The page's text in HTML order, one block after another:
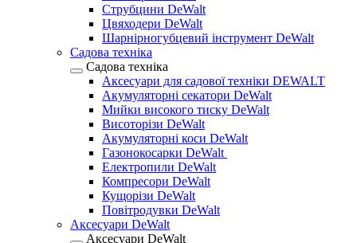
Струбцини DeWalt
Цвяходери DeWalt
Шарнірногубцевий інструмент DeWalt
Садова техніка
Садова техніка
Аксесуари для садової техніки DEWALT
Акумуляторні секатори DeWalt
Мийки високого тиску DeWalt
Висоторізи DeWalt
Акумуляторні коси DeWalt
Газонокосарки DeWalt
Електропили DeWalt
Компресори DeWalt
Кущорізи DeWalt
Повітродувки DeWalt
Аксесуари DeWalt
Аксесуари DeWalt